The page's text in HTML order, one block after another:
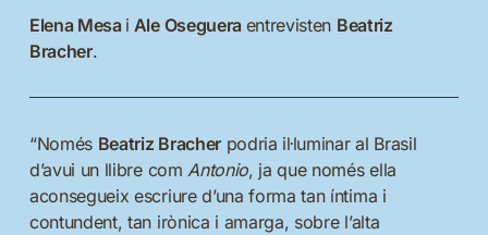
Elena Mesa i Ale Oseguera entrevisten Beatriz
Bracher.
“Només Beatriz Bracherpodria il·luminar al Brasil
d’avui un llibre com Antonio, ja que només ella
aconsegueix escriure d’una forma tan íntima i
contundent, tan irònica i amarga, sobre l’alta